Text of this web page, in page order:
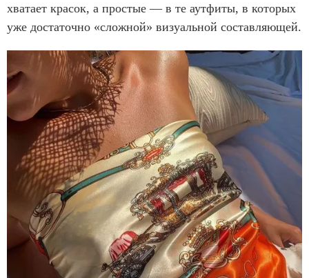
хватает красок, а простые — в те аутфиты, в которых
уже достаточно «сложной» визуальной составляющей.